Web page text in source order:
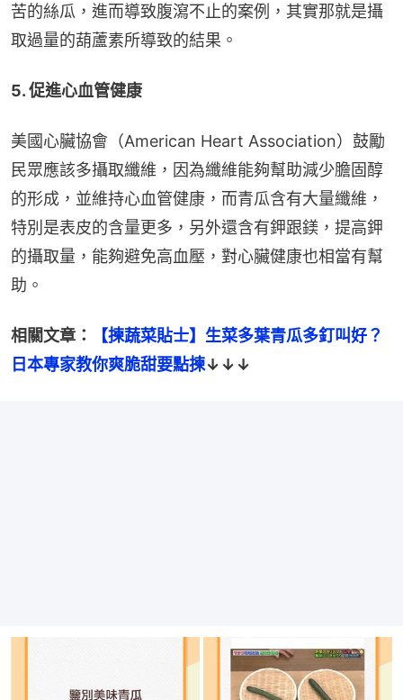
苦的絲瓜，進而導致腹瀉不止的案例，其實那就是攝
取過量的葫蘆素所導致的結果。
5. 促進心血管健康
美國心臟協會（American Heart Association）鼓勵
民眾應該多攝取纖維，因為纖維能夠幫助減少膽固醇
的形成，並維持心血管健康，而青瓜含有大量纖維，
特別是表皮的含量更多，另外還含有鉀跟鎂，提高鉀
的攝取量，能夠避免高血壓，對心臟健康也相當有幫
助。
相關文章：
【揀蔬菜貼士】生菜多葉青瓜多釘叫好？
日本專家教你爽脆甜要點揀↓↓↓